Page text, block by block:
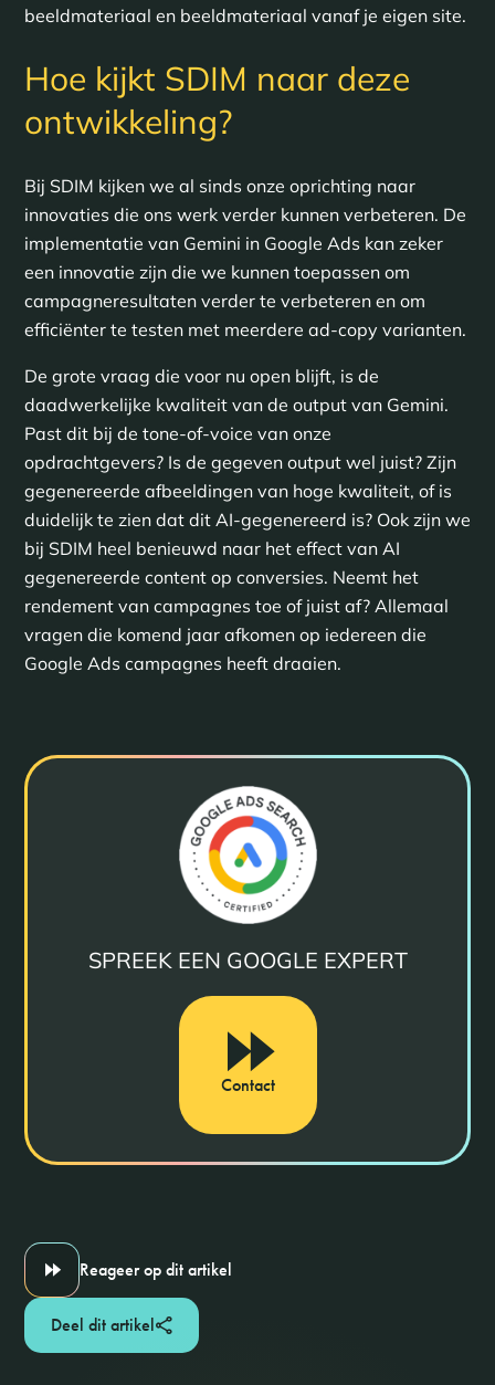
beeldmateriaal en beeldmateriaal vanaf je eigen site.
Hoe kijkt SDIM naar deze
ontwikkeling?
Bij SDIM kijken we al sinds onze oprichting naar
innovaties die ons werk verder kunnen verbeteren. De
implementatie van Gemini in Google Ads kan zeker
een innovatie zijn die we kunnen toepassen om
campagneresultaten verder te verbeteren en om
efficiënter te testen met meerdere ad-copy varianten.
De grote vraag die voor nu open blijft, is de
daadwerkelijke kwaliteit van de output van Gemini.
Past dit bij de tone-of-voice van onze
opdrachtgevers? Is de gegeven output wel juist? Zijn
gegenereerde afbeeldingen van hoge kwaliteit, of is
duidelijk te zien dat dit AI-gegenereerd is? Ook zijn we
bij SDIM heel benieuwd naar het effect van AI
gegenereerde content op conversies. Neemt het
rendement van campagnes toe of juist af? Allemaal
vragen die komend jaar afkomen op iedereen die
Google Ads campagnes heeft draaien.
SPREEK EEN GOOGLE EXPERT
Contact
Reageer op dit artikel
Deel dit artikel